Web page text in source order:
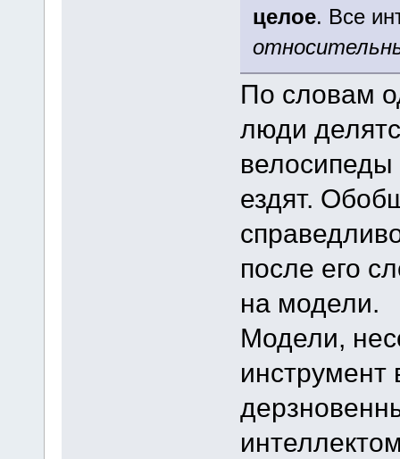
целое. Все
По словам
люди
велосипеды
ездят.
после его
на модели.
Модели,
инструмент